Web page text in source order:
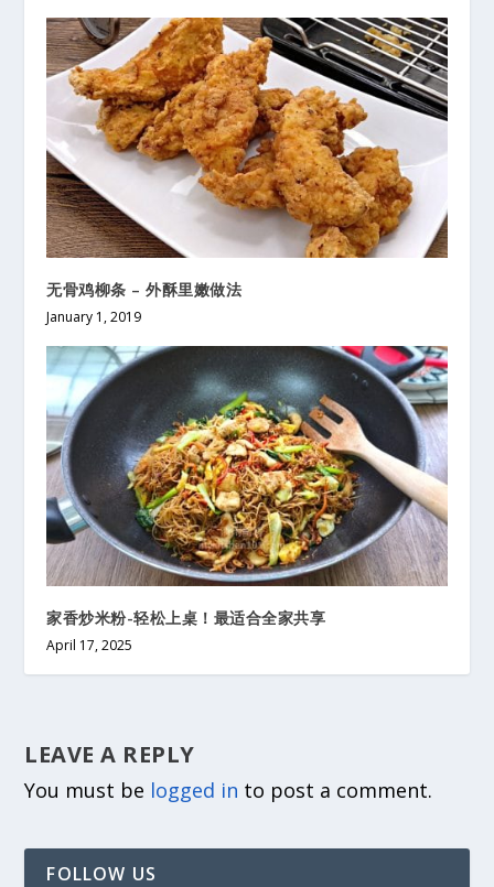
无骨鸡柳条 – 外酥里嫩做法
January 1, 2019
家香炒米粉-轻松上桌！最适合全家共享
April 17, 2025
LEAVE A REPLY
You must be logged in to post a comment.
FOLLOW US